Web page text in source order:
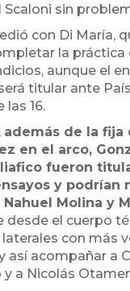
sin
con Di María,
la práctica
aunque el
titular ante
las 16.
además de la fija
en el arco,
fueron
y podrían
Molina y
desde el cuerpo
con más
así acompañar a
a Nicolás